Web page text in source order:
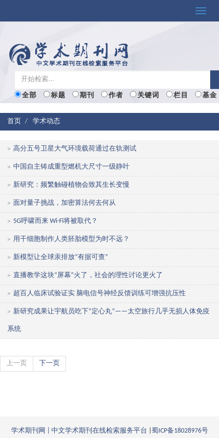
Toggle
全部 标题 期刊 作者 关键词 栏目 基金
首页 学术动态
> 高分五号卫星大气环境载荷通过在轨测试
> 中国自主铸成重型燃机大尺寸一级静叶
> 新研究：频繁触碰植物会致其生长变慢
> 面对量子挑战，加密算法何去何从
> 5G呼啸而来 Wi-Fi将被取代？
> 用干细胞制作人类胚胎模型为时不远？
> 新模型让全球汞排放“有据可查”
> 直播教学这块“屏幕”火了，社会的理性讨论更火了
> 超百人临床试验证实 脑电信号神经反馈训练可增强抗压性
> 新研究成果让宇航员吃下“定心丸”——太空旅行几乎无损人体免疫
系统
上一页 下一页
学术期刊网 | 中文学术期刊在线检索服务平台 蜀ICP备18028976号